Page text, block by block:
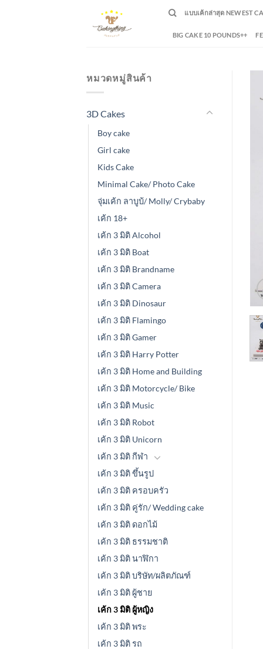
แบบเค้กล่าสุด NEWEST
BIG CAKE 10 POUNDS++
หมวดหมู่สินค้า
3D Cakes
Boy cake
Girl cake
Kids Cake
Minimal Cake/ Photo Cake
จุ่มเค้ก ลาบูบ้/ Molly/ Crybaby
เค้ก 18+
เค้ก 3 มิติ Alcohol
เค้ก 3 มิติ Boat
เค้ก 3 มิติ Brandname
เค้ก 3 มิติ Camera
เค้ก 3 มิติ Dinosaur
เค้ก 3 มิติ Flamingo
เค้ก 3 มิติ Gamer
เค้ก 3 มิติ Harry Potter
เค้ก 3 มิติ Home and Building
เค้ก 3 มิติ Motorcycle/ Bike
เค้ก 3 มิติ Music
เค้ก 3 มิติ Robot
เค้ก 3 มิติ Unicorn
เค้ก 3 มิติ กีฬา
เค้ก 3 มิติ ขึ้นรูป
เค้ก 3 มิติ ครอบครัว
เค้ก 3 มิติ คู่รัก/ Wedding cake
เค้ก 3 มิติ ดอกไม้
เค้ก 3 มิติ ธรรมชาติ
เค้ก 3 มิติ นาฬิกา
เค้ก 3 มิติ บริษัท/ผลิตภัณฑ์
เค้ก 3 มิติ ผู้ชาย
เค้ก 3 มิติ ผู้หญิง
เค้ก 3 มิติ พระ
เค้ก 3 มิติ รถ